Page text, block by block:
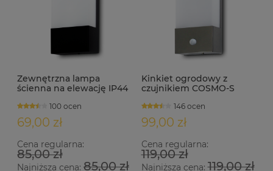
Zewnętrzna lampa
ścienna na elewację IP44
100 ocen
69,00 zł
Cena regularna:
85,00 zł
Najniższa cena: 85,00 zł
Kinkiet ogrodowy z
czujnikiem COSMO-S
146 ocen
99,00 zł
Cena regularna:
119,00 zł
Najniższa cena:119,00 zł